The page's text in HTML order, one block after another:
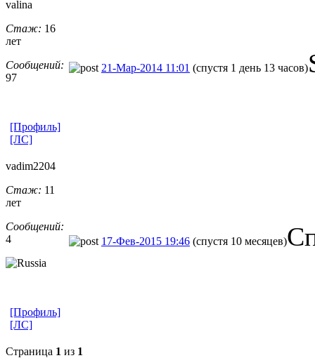
valina
Стаж: 16
лет
Сообщений:
97
21-Мар-2014 11:01 (спустя 1 день 13 часов)
[Профиль]
[ЛС]
vadim2204
Стаж: 11
лет
Сообщений:
4
17-Фев-2015 19:46 (спустя 10 месяцев)
[Профиль]
[ЛС]
Страница 1 из 1